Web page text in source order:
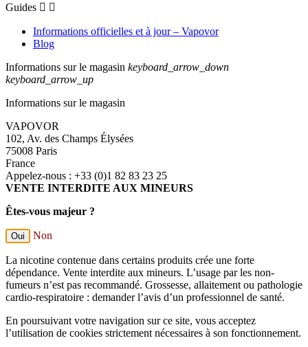
Guides  
Informations officielles et à jour – Vapovor
Blog
Informations sur le magasin keyboard_arrow_down
keyboard_arrow_up
Informations sur le magasin
VAPOVOR
102, Av. des Champs Élysées
75008 Paris
France
Appelez-nous : +33 (0)1 82 83 23 25
VENTE INTERDITE AUX MINEURS
Êtes-vous majeur ?
Oui Non
La nicotine contenue dans certains produits crée une forte
dépendance. Vente interdite aux mineurs. L’usage par les non-
fumeurs n’est pas recommandé. Grossesse, allaitement ou pathologie
cardio-respiratoire : demander l’avis d’un professionnel de santé.
En poursuivant votre navigation sur ce site, vous acceptez
l’utilisation de cookies strictement nécessaires à son fonctionnement.